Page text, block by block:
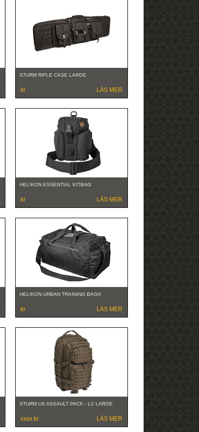
STURM RIFLE CASE LARGE
kr LÄS MER
HELIKON ESSENTIAL KITBAG
kr LÄS MER
HELIKON URBAN TRAINING BAG®
kr LÄS MER
STURM US ASSAULT PACK - LC LARGE
xxxx kr LÄS MER